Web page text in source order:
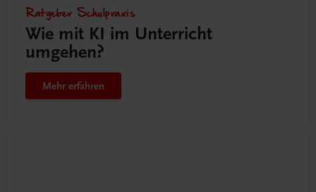
Ratgeber Schulpraxis
Wie mit KI im Unterricht
umgehen?
Mehr erfahren